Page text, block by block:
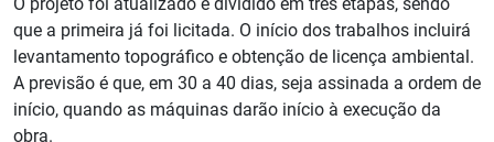
O projeto foi atualizado e dividido em três etapas, sendo
que a primeira já foi licitada. O início dos trabalhos incluirá
levantamento topográfico e obtenção de licença ambiental.
A previsão é que, em 30 a 40 dias, seja assinada a ordem de
início, quando as máquinas darão início à execução da
obra.